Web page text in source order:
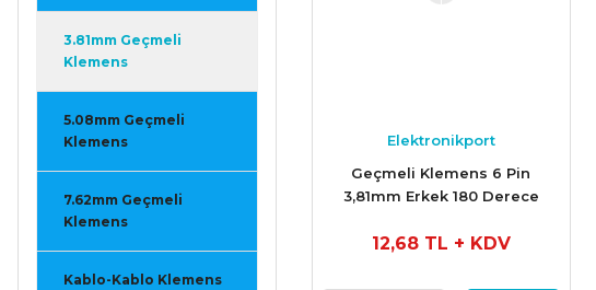
3.81mm Geçmeli
Klemens
5.08mm Geçmeli
Klemens
7.62mm Geçmeli
Klemens
Kablo-Kablo Klemens
Elektronikport
Geçmeli Klemens 6 Pin
3,81mm Erkek 180 Derece
12,68 TL + KDV